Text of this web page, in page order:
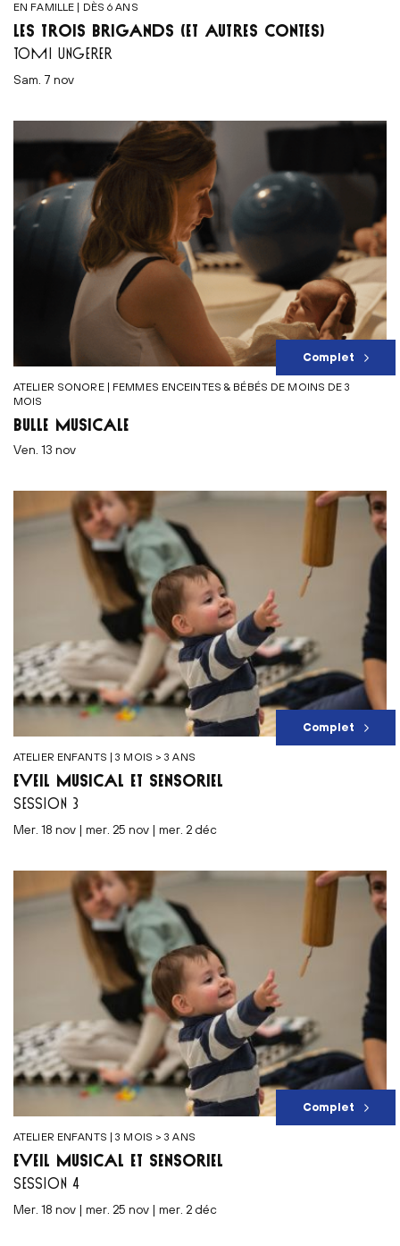
EN FAMILLE | DÈS 6 ANS
LES TROIS BRIGANDS (ET AUTRES CONTES)
TOMI UNGERER
sam. 7 nov
ATELIER SONORE | FEMMES ENCEINTES & BÉBÉS DE MOINS DE 3
MOIS
BULLE MUSICALE
ven. 13 nov
Complet
ATELIER ENFANTS | 3 MOIS > 3 ANS
ÉVEIL MUSICAL ET SENSORIEL
SESSION 3
mer. 18 nov | mer. 25 nov | mer. 2 déc
Complet
ATELIER ENFANTS | 3 MOIS > 3 ANS
ÉVEIL MUSICAL ET SENSORIEL
SESSION 4
mer. 18 nov | mer. 25 nov | mer. 2 déc
Complet